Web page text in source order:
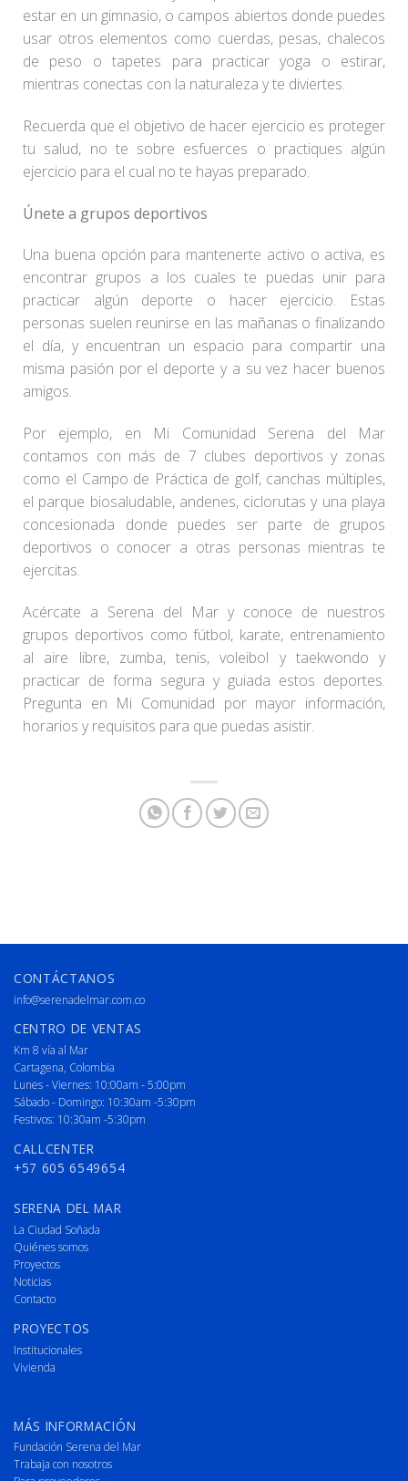
estar en un gimnasio, o campos abiertos donde puedes
usar otros elementos como cuerdas, pesas, chalecos
de peso o tapetes para practicar yoga o estirar,
mientras conectas con la naturaleza y te diviertes.
Recuerda que el objetivo de hacer ejercicio es proteger
tu salud, no te sobre esfuerces o practiques algún
ejercicio para el cual no te hayas preparado.
Únete a grupos deportivos
Una buena opción para mantenerte activo o activa, es
encontrar grupos a los cuales te puedas unir para
practicar algún deporte o hacer ejercicio. Estas
personas suelen reunirse en las mañanas o finalizando
el día, y encuentran un espacio para compartir una
misma pasión por el deporte y a su vez hacer buenos
amigos.
Por ejemplo, en Mi Comunidad Serena del Mar
contamos con más de 7 clubes deportivos y zonas
como el Campo de Práctica de golf, canchas múltiples,
el parque biosaludable, andenes, ciclorutas y una playa
concesionada donde puedes ser parte de grupos
deportivos o conocer a otras personas mientras te
ejercitas.
Acércate a Serena del Mar y conoce de nuestros
grupos deportivos como fútbol, karate, entrenamiento
al aire libre, zumba, tenis, voleibol y taekwondo y
practicar de forma segura y guiada estos deportes.
Pregunta en Mi Comunidad por mayor información,
horarios y requisitos para que puedas asistir.
CONTÁCTANOS
info@serenadelmar.com.co
CENTRO DE VENTAS
Km 8 vía al Mar
Cartagena, Colombia
Lunes - Viernes: 10:00am - 5:00pm
Sábado - Domingo: 10:30am -5:30pm
Festivos: 10:30am -5:30pm
CALLCENTER
+57 605 6549654
SERENA DEL MAR
La Ciudad Soñada
Quiénes somos
Proyectos
Noticias
Contacto
PROYECTOS
Institucionales
Vivienda
MÁS INFORMACIÓN
Fundación Serena del Mar
Trabaja con nosotros